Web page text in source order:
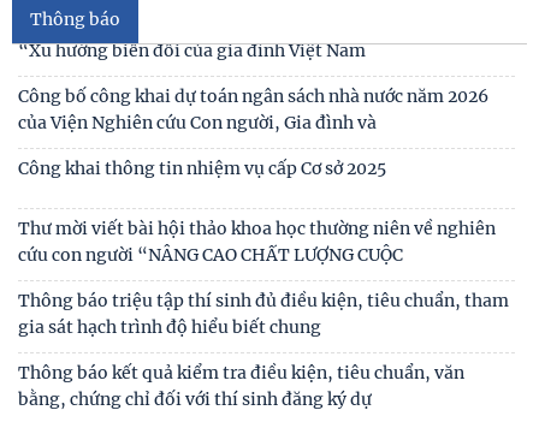
Chủ tịch Viện Hàn lâm Khoa học xã hội Việt Nam thăm và
làm việc tại Viện Khoa học Kinh tế và Xã hội
Thông báo
giáo dục trẻ em trong kỷ nguyên số”
Thư mời viết bài Hội thảo khoa học quốc tế “Gia đình Châu
Á trong bối cảnh hội nhập quốc tế và
Thư mời viết báo cáo tham luận Hội thảo khoa học quốc gia
“Xu hướng biến đổi của gia đình Việt Nam
Công bố công khai dự toán ngân sách nhà nước năm 2026
của Viện Nghiên cứu Con người, Gia đình và
Công khai thông tin nhiệm vụ cấp Cơ sở 2025
Thư mời viết bài hội thảo khoa học thường niên về nghiên
cứu con người “NÂNG CAO CHẤT LƯỢNG CUỘC
Thông báo triệu tập thí sinh đủ điều kiện, tiêu chuẩn, tham